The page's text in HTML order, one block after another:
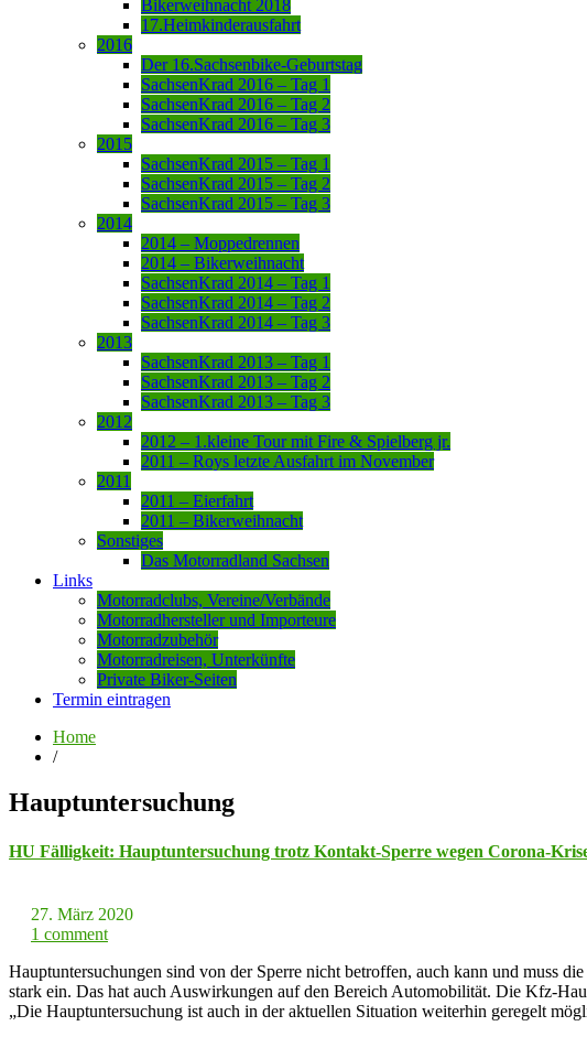
Bikerweihnacht 2018
17.Heimkinderausfahrt
2016
Der 16.Sachsenbike-Geburtstag
SachsenKrad 2016 – Tag 1
SachsenKrad 2016 – Tag 2
SachsenKrad 2016 – Tag 3
2015
SachsenKrad 2015 – Tag 1
SachsenKrad 2015 – Tag 2
SachsenKrad 2015 – Tag 3
2014
2014 – Moppedrennen
2014 – Bikerweihnacht
SachsenKrad 2014 – Tag 1
SachsenKrad 2014 – Tag 2
SachsenKrad 2014 – Tag 3
2013
SachsenKrad 2013 – Tag 1
SachsenKrad 2013 – Tag 2
SachsenKrad 2013 – Tag 3
2012
2012 – 1.kleine Tour mit Fire & Spielberg jr.
2011 – Roys letzte Ausfahrt im November
2011
2011 – Eierfahrt
2011 – Bikerweihnacht
Sonstiges
Das Motorradland Sachsen
Links
Motorradclubs, Vereine/Verbände
Motorradhersteller und Importeure
Motorradzubehör
Motorradreisen, Unterkünfte
Private Biker-Seiten
Termin eintragen
Home
/
Hauptuntersuchung
HU Fälligkeit: Hauptuntersuchung trotz Kontakt-Sperre wegen Corona-
27. März 2020
1 comment
Hauptuntersuchungen sind von der Sperre nicht betroffen, auch kann und muss
stark ein. Das hat auch Auswirkungen auf den Bereich Automobilität. Die Kfz-
„Die Hauptuntersuchung ist auch in der aktuellen Situation weiterhin geregelt